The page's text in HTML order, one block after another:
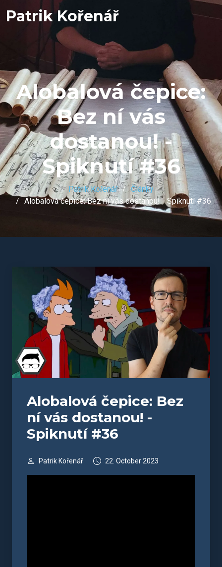
Patrik Kořenář
Alobalová čepice:
Bez ní vás
dostanou! -
Spiknutí #36
Patrik Kořenář
Články
Alobalová čepice: Bez ní vás dostanou! - Spiknutí #36
Alobalová čepice: Bez
ní vás dostanou! -
Spiknutí #36
Patrik Kořenář 22. October 2023